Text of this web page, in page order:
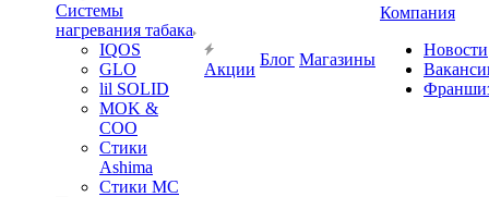
Системы
нагревания табака
IQOS
GLO
lil SOLID
MOK &
COO
Стики
Ashima
Стики MC
Акции
Блог Магазины
Компания
Новости